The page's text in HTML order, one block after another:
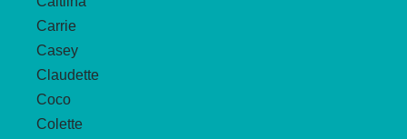
Carrie
Casey
Claudette
Coco
Colette